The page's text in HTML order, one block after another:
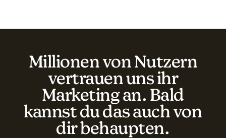
Millionen von Nutzern
vertrauen uns ihr
Marketing an. Bald
kannst du das auch von
dir behaupten.